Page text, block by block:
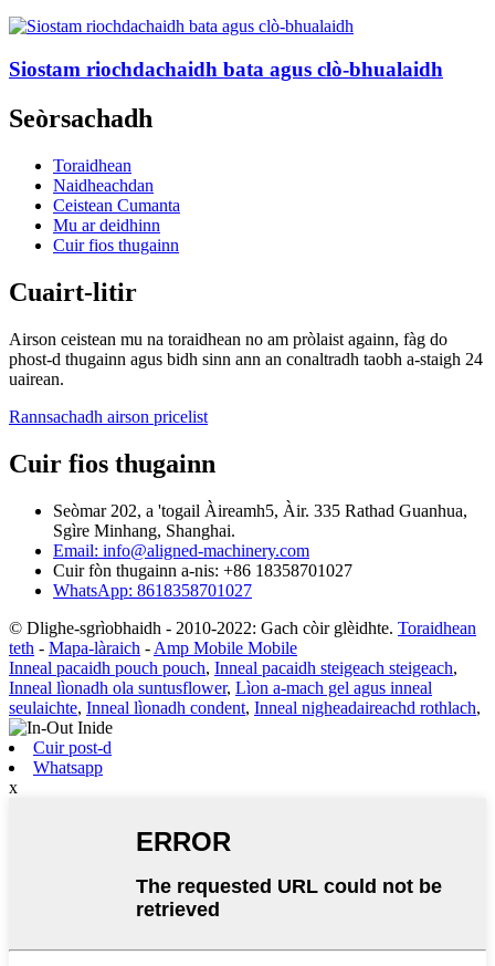
Siostam riochdachaidh bata agus clò-bhualaidh
Seòrsachadh
Toraidhean
Naidheachdan
Ceistean Cumanta
Mu ar deidhinn
Cuir fios thugainn
Cuairt-litir
Airson ceistean mu na toraidhean no am pròlaist againn, fàg do
phost-d thugainn agus bidh sinn ann an conaltradh taobh a-staigh 24
uairean.
Rannsachadh airson pricelist
Cuir fios thugainn
Seòmar 202, a 'togail Àireamh5, Àir. 335 Rathad Guanhua,
Sgìre Minhang, Shanghai.
Email: info@aligned-machinery.com
Cuir fòn thugainn a-nis: +86 18358701027
WhatsApp: 8618358701027
© Dlighe-sgrìobhaidh - 2010-2022: Gach còir glèidhte. Toraidhean
teth - Mapa-làraich - Amp Mobile Mobile
Inneal pacaidh pouch pouch, Inneal pacaidh steigeach steigeach,
Inneal lìonadh ola suntusflower, Lìon a-mach gel agus inneal
seulaichte, Inneal lìonadh condent, Inneal nigheadaireachd rothlach,
Cuir post-d
Whatsapp
x